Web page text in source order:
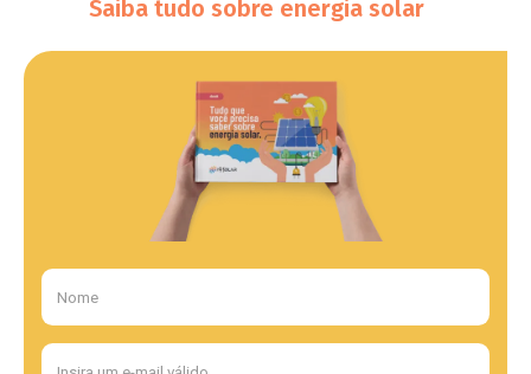
Saiba tudo sobre energia solar